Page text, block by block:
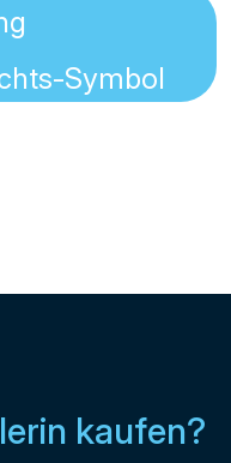
kaufen?